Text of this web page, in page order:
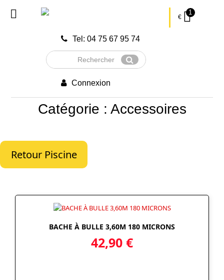
Tel: 04 75 67 95 74
Rechercher
Envoyer
Connexion
€
1
Catégorie : Accessoires
Retour Piscine
BACHE À BULLE 3,60M 180 MICRONS
42,90 €